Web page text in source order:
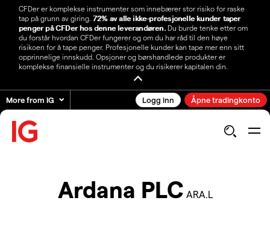
CFDer er komplekse instrumenter som innebærer stor risiko for raske
tap på grunn av giring. 72% av alle ikke-profesjonelle kunder taper
penger på CFDer hos denne leverandøren.Du burde tenke etter om
du forstår hvordan CFDer fungerer og om du har råd til den høye
risikoen for å tape penger. Profesjonelle kunder kan tape mer enn sitt
opprinnelige innskudd. Opsjoner og børshandlede produkter er
komplekse finansielle instrumenter og du risikerer kapitalen din.
More from IG Logg inn Åpne tradingkonto
Ardana PLC ARA.L